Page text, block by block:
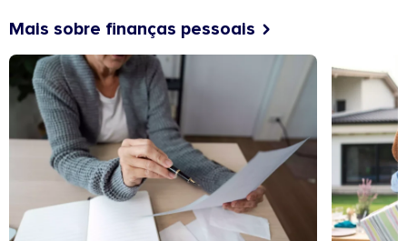
Mais sobre finanças pessoais